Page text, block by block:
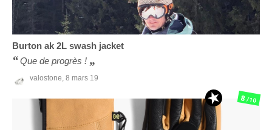
Burton ak 2L swash jacket
Que de progrès !
valostone, 8 mars 19
8/10